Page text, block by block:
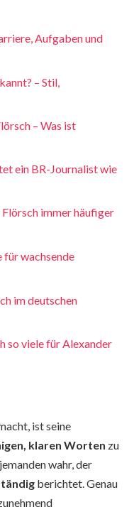
Aufgaben und
– Stil,
– Was ist
ein BR-Journalist wie
immer häufiger
wachsende
im deutschen
so viele für Alexander
ist seine
klaren Worten zu
wahr, der
berichtet. Genau